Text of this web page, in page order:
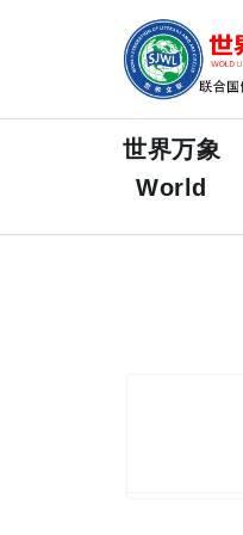
世界万象
World
FEATURED